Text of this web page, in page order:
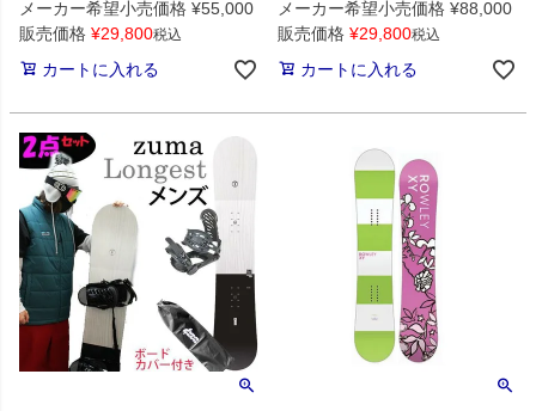
メーカー希望小売価格 ¥55,000
販売価格 ¥29,800税込
カートに入れる
メーカー希望小売価格 ¥88,000
販売価格 ¥29,800税込
カートに入れる